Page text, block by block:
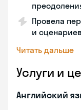
Провела
и сценариев
Читать дальше
Услуги и
Английский